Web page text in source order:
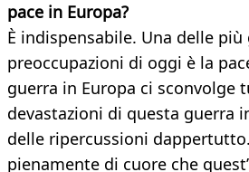
pace in Europa?
È indispensabile. Una delle più
preoccupazioni di oggi è la
guerra in Europa ci sconvolge
devastazioni di questa guerra
delle ripercussioni
pienamente di cuore che